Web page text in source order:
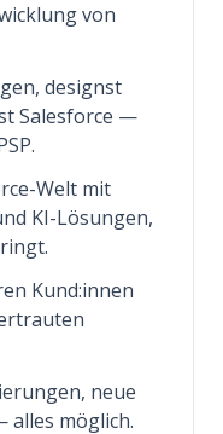
von
designst
Salesforce —
Welt mit
KI-Lösungen,
Kund:innen
neue
möglich.